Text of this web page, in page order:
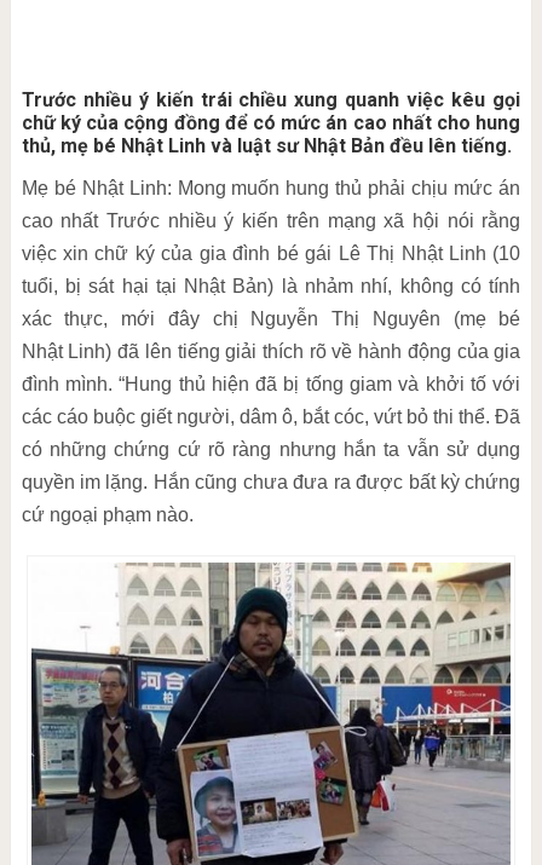
Trước nhiều ý kiến trái chiều xung quanh việc kêu gọi
chữ ký của cộng đồng để có mức án cao nhất cho hung
thủ, mẹ bé Nhật Linh và luật sư Nhật Bản đều lên tiếng.
Mẹ bé Nhật Linh: Mong muốn hung thủ phải chịu mức án
cao nhất Trước nhiều ý kiến trên mạng xã hội nói rằng
việc xin chữ ký của gia đình bé gái Lê Thị Nhật Linh (10
tuổi, bị sát hại tại Nhật Bản) là nhảm nhí, không có tính
xác thực, mới đây chị Nguyễn Thị Nguyên (mẹ bé
Nhật Linh) đã lên tiếng giải thích rõ về hành động của gia
đình mình. “Hung thủ hiện đã bị tống giam và khởi tố với
các cáo buộc giết người, dâm ô, bắt cóc, vứt bỏ thi thể. Đã
có những chứng cứ rõ ràng nhưng hắn ta vẫn sử dụng
quyền im lặng. Hắn cũng chưa đưa ra được bất kỳ chứng
cứ ngoại phạm nào.